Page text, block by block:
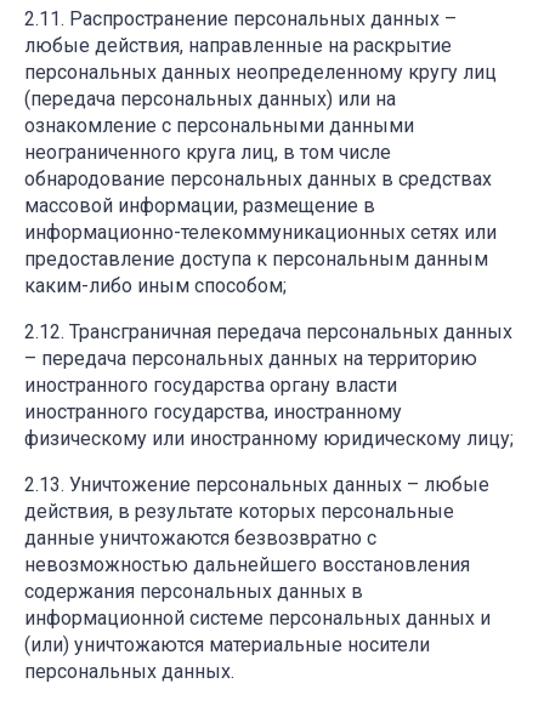
Распространение персональных данных –
любые действия, направленные на раскрытие
персональных данных неопределенному кругу лиц
(передача персональных данных) или на
ознакомление с персональными данными
неограниченного круга лиц, в том числе
обнародование персональных данных в средствах
массовой информации, размещение в
информационно-телекоммуникационных сетях или
предоставление доступа к персональным данным
каким-либо иным способом;
Трансграничная передача персональных данных
– передача персональных данных на территорию
иностранного государства органу власти
иностранного государства, иностранному
физическому или иностранному юридическому лицу;
Уничтожение персональных данных – любые
действия, в результате которых персональные
данные уничтожаются безвозвратно с
невозможностью дальнейшего восстановления
содержания персональных данных в
информационной системе персональных данных и
(или) уничтожаются материальные носители
персональных данных.